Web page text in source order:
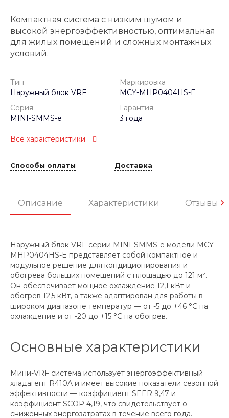
Компактная система с низким шумом и
высокой энергоэффективностью, оптимальная
для жилых помещений и сложных монтажных
условий.
Тип
Наружный блок VRF
Маркировка
MCY-MHP0404HS-E
Серия
MINI-SMMS-e
Гарантия
3 года
Все характеристики
Способы оплаты Доставка
Описание Характеристики Отзывы
Наружный блок VRF серии MINI-SMMS-e модели MCY-
MHP0404HS-E представляет собой компактное и
модульное решение для кондиционирования и
обогрева больших помещений с площадью до 121 м².
Он обеспечивает мощное охлаждение 12,1 кВт и
обогрев 12,5 кВт, а также адаптирован для работы в
широком диапазоне температур — от -5 до +46 °C на
охлаждение и от -20 до +15 °C на обогрев.
Основные характеристики
Мини-VRF система использует энергоэффективный
хладагент R410A и имеет высокие показатели сезонной
эффективности — коэффициент SEER 9,47 и
коэффициент SCOP 4,19, что свидетельствует о
сниженных энергозатратах в течение всего года.